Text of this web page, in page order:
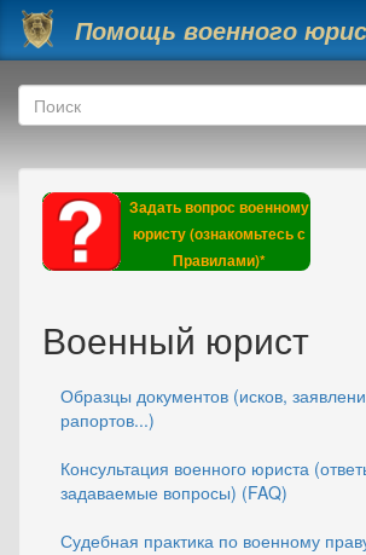
Перейти к основному содержанию
Помощь военного
Форма поиска
Поиск
Задать вопрос военному
юристу (ознакомьтесь с
Правилами)*
Военный юрист
Образцы документов (исков,
рапортов...)
Консультация военного юриста
задаваемые вопросы) (FAQ)
Судебная практика по военному